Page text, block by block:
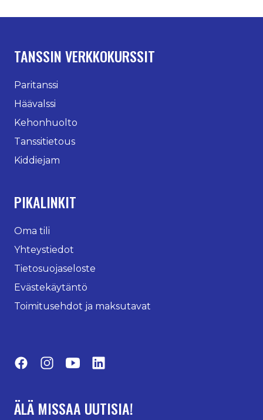
TANSSIN VERKKOKURSSIT
Paritanssi
Häävalssi
Kehonhuolto
Tanssitietous
Kiddiejam
PIKALINKIT
Oma tili
Yhteystiedot
Tietosuojaseloste
Evästekäytäntö
Toimitusehdot ja maksutavat
FacebookInstagramYouTube
ÄLÄ MISSAA UUTISIA!